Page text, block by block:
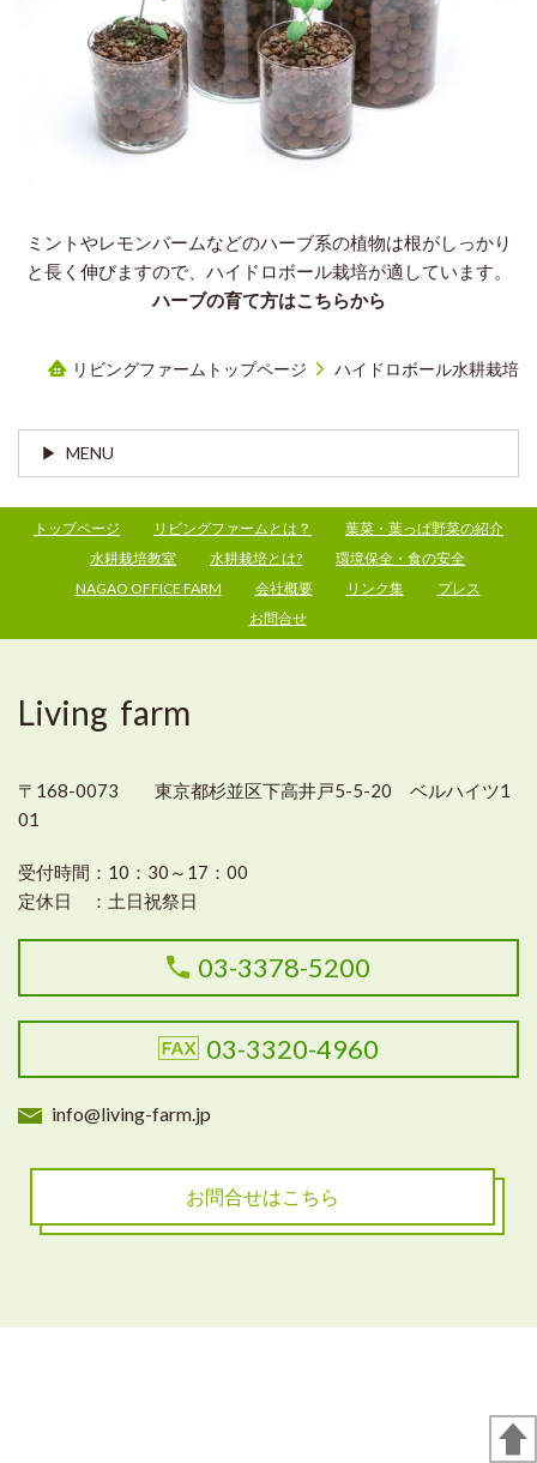
ミントやレモンバームなどのハーブ系の植物は根がしっかり
と長く伸びますので、ハイドロボール栽培が適しています。
ハーブの育て方はこちらから
リビングファームトップページ ハイドロボール水耕栽培
MENU
トップページ リビングファームとは？
葉菜・葉っぱ野菜の紹介
水耕栽培教室
水耕栽培とは?
環境保全・食の安全
NAGAO OFFICE FARM
会社概要 リンク集
プレス
お問合せ
Living farm
〒168-0073 東京都杉並区下高井戸5-5-20 ベルハイツ1
01
受付時間： 10：30～17：00
定休日 ： 土日祝祭日
03-3378-5200
03-3320-4960
info@living-farm.jp
お問合せはこちら